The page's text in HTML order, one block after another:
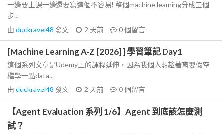
一邊要上課一邊還要寫這個不容易! 整個machine learning分成三個
步...
由 duckravel48 發文 2 天前 0個留言
[Machine Learning A-Z [2026] ] 學習筆記 Day1
這個系列文章是Udemy上的課程延伸，因為我個人想趁著育嬰假空
檔學一點data...
由 duckravel48 發文 2 天前 0個留言
【Agent Evaluation 系列 1/6】Agent 到底該怎麼測
試？